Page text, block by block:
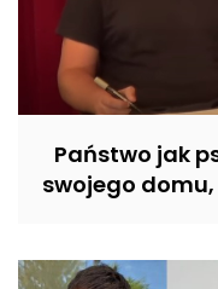
Państwo jak
swojego